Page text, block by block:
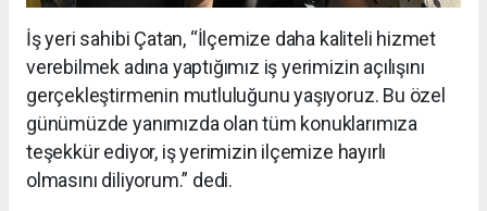
İş yeri sahibi Çatan, “İlçemize daha kaliteli hizmet
verebilmek adına yaptığımız iş yerimizin açılışını
gerçekleştirmenin mutluluğunu yaşıyoruz. Bu özel
günümüzde yanımızda olan tüm konuklarımıza
teşekkür ediyor, iş yerimizin ilçemize hayırlı
olmasını diliyorum.” dedi.